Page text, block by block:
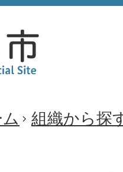
組織から探